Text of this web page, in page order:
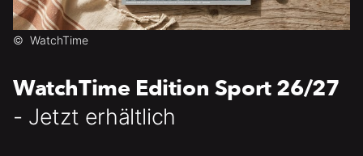
© WatchTime
WatchTime Edition Sport 26/27
- Jetzt erhältlich